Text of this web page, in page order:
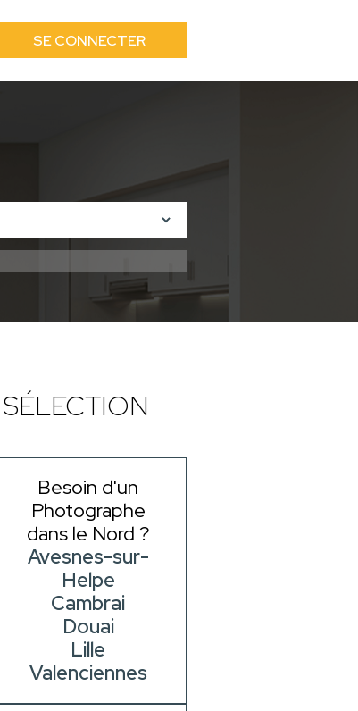
SE CONNECTER
Besoin d'un
Photographe
dans le Nord ?
Avesnes-sur-
Helpe
Cambrai
Douai
Lille
Valenciennes